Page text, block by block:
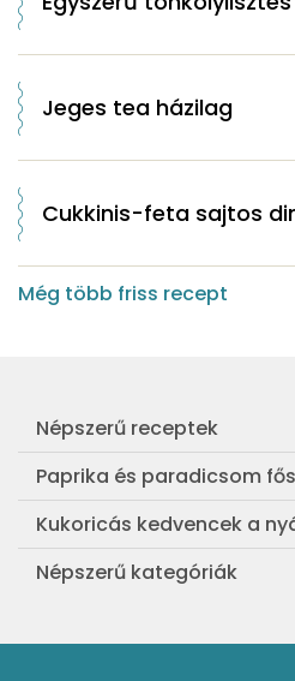
Jeges tea házilag
Cukkinis-feta sajtos
Még több friss recept
Népszerű receptek
Frankfurti leves
Egyszerű muffin
Aranygaluska
Egyszerű krumplifőzelék
Paprika és paradicsom
Pan con Tomate
Paradicsom és paprika
Paradicsomos húsgombóc
Kukoricás kedvencek a
Legfinomabb főtt kukorica
Bang bang kukorica
Népszerű kategóriák